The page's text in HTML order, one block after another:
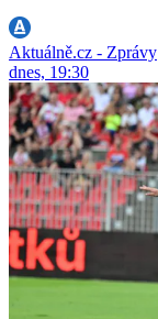
Aktuálně.cz - Zprávy
dnes, 19:30